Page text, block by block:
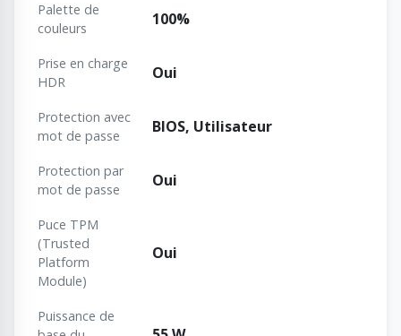
Palette de
couleurs
100%
Prise en charge
HDR
Oui
Protection avec
mot de passe
BIOS, Utilisateur
Protection par
mot de passe
Oui
Puce TPM
(Trusted
Platform
Module)
Oui
Puissance de